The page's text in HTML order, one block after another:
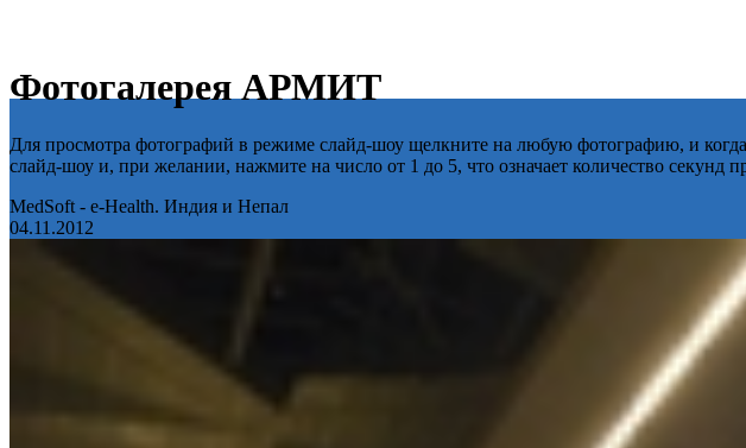
Фотогалерея АРМИТ
Для просмотра фотографий в режиме слайд-шоу щелкните на любую фотографию, и
слайд-шоу и, при желании, нажмите на число от 1 до 5, что означает количество секунд
MedSoft - e-Health. Индия и Непал
04.11.2012